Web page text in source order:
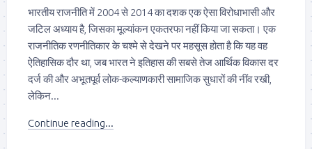
भारतीय राजनीति में 2004 से 2014 का दशक एक ऐसा विरोधाभासी और
जटिल अध्याय है, जिसका मूल्यांकन एकतरफा नहीं किया जा सकता। एक
राजनीतिक रणनीतिकार के चश्मे से देखने पर महसूस होता है कि यह वह
ऐतिहासिक दौर था, जब भारत ने इतिहास की सबसे तेज आर्थिक विकास दर
दर्ज की और अभूतपूर्व लोक-कल्याणकारी सामाजिक सुधारों की नींव रखी,
लेकिन...
Continue reading...